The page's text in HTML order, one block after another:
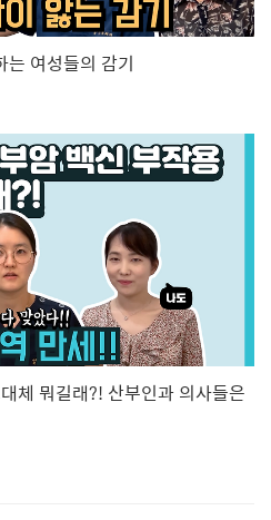
여성들의 감기
체 뭐길래?! 산부인과 의사들은